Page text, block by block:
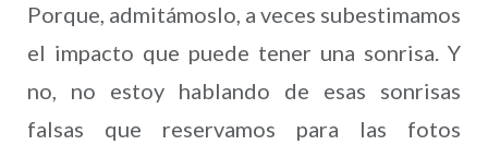
Porque, admitámoslo, a veces subestimamos
el impacto que puede tener una sonrisa. Y
no, no estoy hablando de esas sonrisas
falsas que reservamos para las fotos